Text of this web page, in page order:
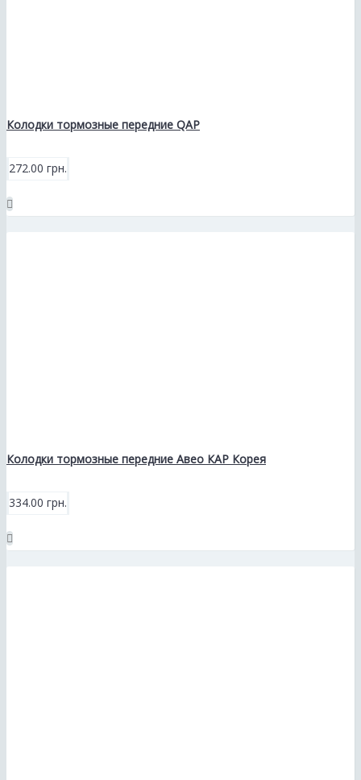
Колодки тормозные передние QAP
272.00 грн.
Колодки тормозные передние Авео КАР Корея
334.00 грн.